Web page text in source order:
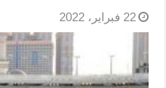
22 فبراير، 2022